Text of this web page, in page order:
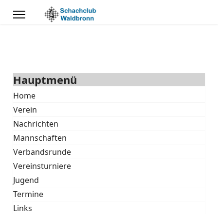
Hauptmenü
Home
Verein
Nachrichten
Mannschaften
Verbandsrunde
Vereinsturniere
Jugend
Termine
Links